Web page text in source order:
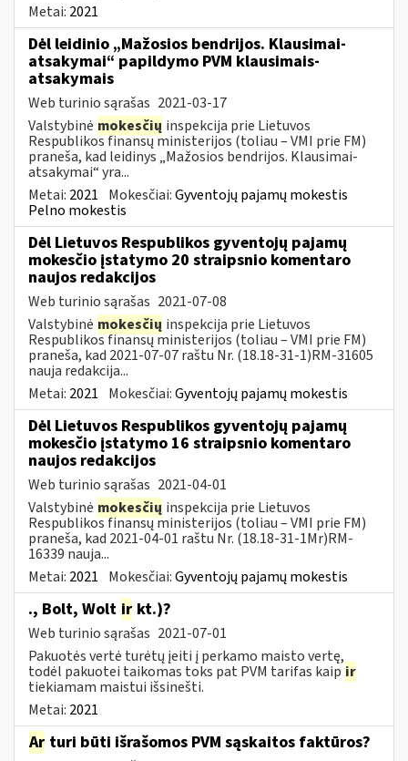
Metai: 2021
Dėl leidinio „Mažosios bendrijos. Klausimai-
atsakymai“ papildymo PVM klausimais-
atsakymais
Web turinio sąrašas 2021-03-17
Valstybinė mokesčių inspekcija prie Lietuvos
Respublikos finansų ministerijos (toliau – VMI prie FM)
praneša, kad leidinys „Mažosios bendrijos. Klausimai-
atsakymai“ yra...
Metai: 2021 Mokesčiai:Gyventojų pajamų mokestis
Pelno mokestis
Dėl Lietuvos Respublikos gyventojų pajamų
mokesčio įstatymo 20 straipsnio komentaro
naujos redakcijos
Web turinio sąrašas 2021-07-08
Valstybinė mokesčių inspekcija prie Lietuvos
Respublikos finansų ministerijos (toliau – VMI prie FM)
praneša, kad 2021-07-07 raštu Nr. (18.18-31-1)RM-31605
nauja redakcija...
Metai: 2021 Mokesčiai:Gyventojų pajamų mokestis
Dėl Lietuvos Respublikos gyventojų pajamų
mokesčio įstatymo 16 straipsnio komentaro
naujos redakcijos
Web turinio sąrašas 2021-04-01
Valstybinė mokesčių inspekcija prie Lietuvos
Respublikos finansų ministerijos (toliau – VMI prie FM)
praneša, kad 2021-04-01 raštu Nr. (18.18-31-1Mr)RM-
16339 nauja...
Metai: 2021 Mokesčiai:Gyventojų pajamų mokestis
., Bolt, Wolt ir kt.)?
Web turinio sąrašas 2021-07-01
Pakuotės vertė turėtų įeiti į perkamo maisto vertę,
todėl pakuotei taikomas toks pat PVM tarifas kaip ir
tiekiamam maistui išsinešti.
Metai: 2021
Ar turi būti išrašomos PVM sąskaitos faktūros?